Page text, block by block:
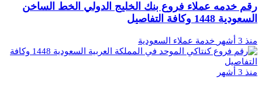
رقم خدمه عملاء فروع بنك الخليج الدولي الخط الساخن
السعودية 1448 وكافة التفاصيل
منذ 3 أشهر خدمة عملاء السعودية
منذ 3 أشهر